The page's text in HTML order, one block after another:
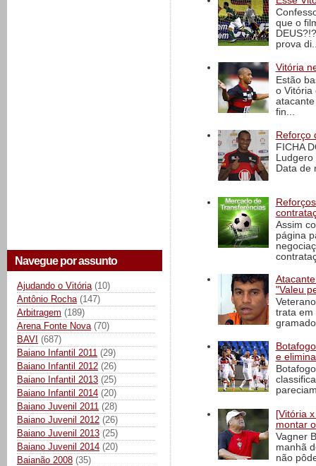
Navegue por assunto
Ajudando o Vitória (10)
Antônio Rocha (147)
Arbitragem (189)
Arena Fonte Nova (70)
BAVI (687)
Baiano Infantil 2011 (29)
Baiano Infantil 2012 (26)
Baiano Infantil 2013 (25)
Baiano Infantil 2014 (20)
Baiano Juvenil 2011 (28)
Baiano Juvenil 2012 (26)
Baiano Juvenil 2013 (25)
Baiano Juvenil 2014 (20)
Baianão 2008 (35)
que o
prova
Vitória
Estão
o Vitória
fin...
Reforço
FICHA
Data de
Assim
página
"Valeu
trata em
e
[Vitória
montar
Vagner
manhã
não